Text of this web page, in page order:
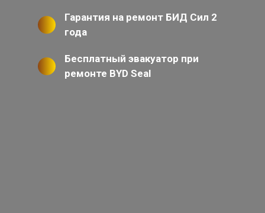
Гарантия на ремонт БИД Сил 2
года
Бесплатный эвакуатор при
ремонте BYD Seal